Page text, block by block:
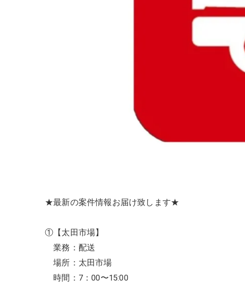
★最新の案件情報お届け致します★
①【太田市場】
業務：配送
場所：太田市場
時間：7：00〜15:00